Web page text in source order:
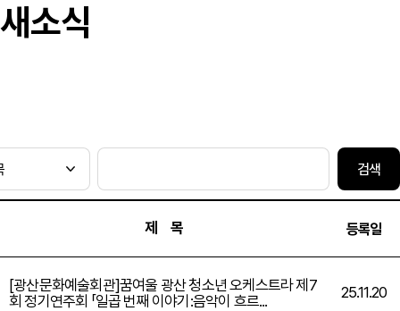
새소식
제 목 등록일
[광산문화예술회관]꿈여울 광산 청소년 오케스트라 제7
회 정기연주회 「일곱 번째 이야기:음악이 흐르...
25.11.20
검색